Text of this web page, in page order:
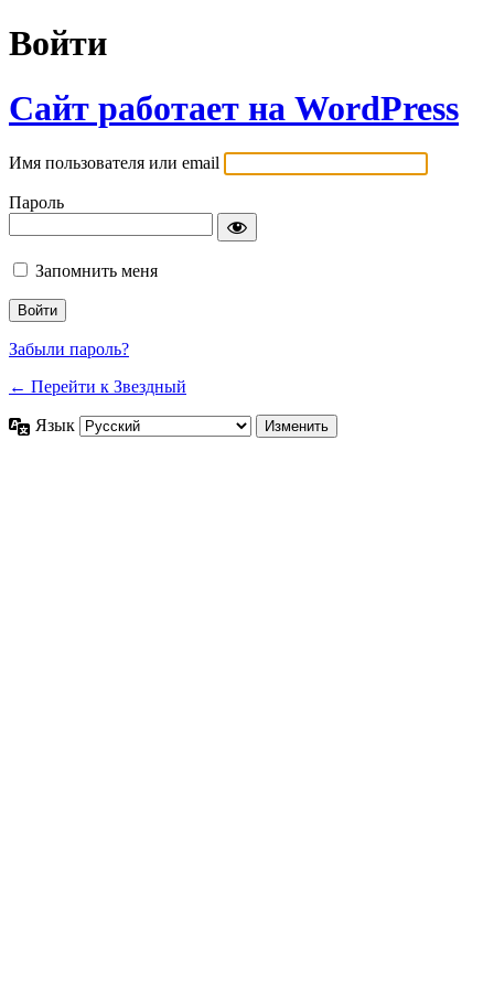
Войти
Сайт работает на WordPress
Имя пользователя или email
Пароль
Запомнить меня
Забыли пароль?
← Перейти к Звездный
Язык